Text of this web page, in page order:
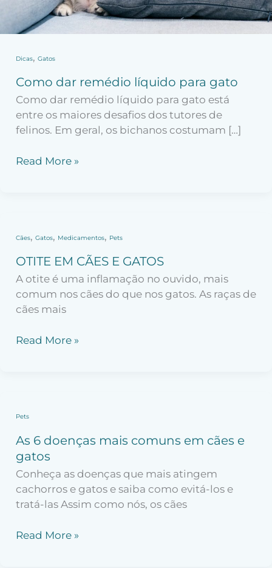
Dicas, Gatos
Como dar remédio líquido para gato
Como dar remédio líquido para gato está
entre os maiores desafios dos tutores de
felinos. Em geral, os bichanos costumam […]
Read More »
Cães, Gatos, Medicamentos, Pets
OTITE EM CÃES E GATOS
A otite é uma inflamação no ouvido, mais
comum nos cães do que nos gatos. As raças de
cães mais
OTITE
CÃES
E
GATOS
Read More »
Pets
As 6 doenças mais comuns em cães e
gatos
Conheça as doenças que mais atingem
cachorros e gatos e saiba como evitá-los e
tratá-las Assim como nós, os cães
As
doenças
mais
comuns
em
cães
gatos
Read More »